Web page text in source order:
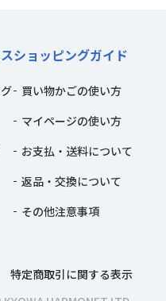
ショッピングガイド
買い物かごの使い方
マイページの使い方
お支払・送料について
返品・交換について
その他注意事項
特定商取引に関する表示